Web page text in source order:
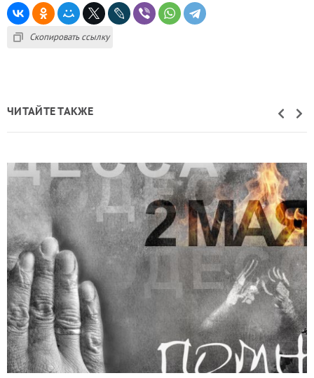
Скопировать ссылку
ЧИТАЙТЕ ТАКЖЕ